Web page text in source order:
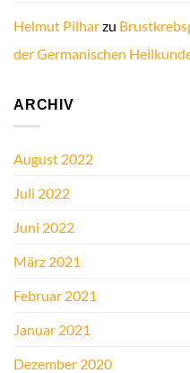
Helmut Pilharzu
der Germanischen
ARCHIV
August 2022
Juli 2022
Juni 2022
März 2021
Februar 2021
Januar 2021
Dezember 2020